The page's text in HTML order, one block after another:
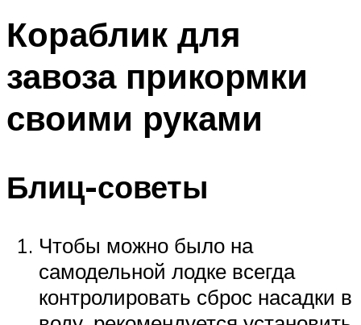
Кораблик для
завоза прикормки
своими руками
Блиц-советы
Чтобы можно было на
самодельной лодке всегда
контролировать сброс насадки в